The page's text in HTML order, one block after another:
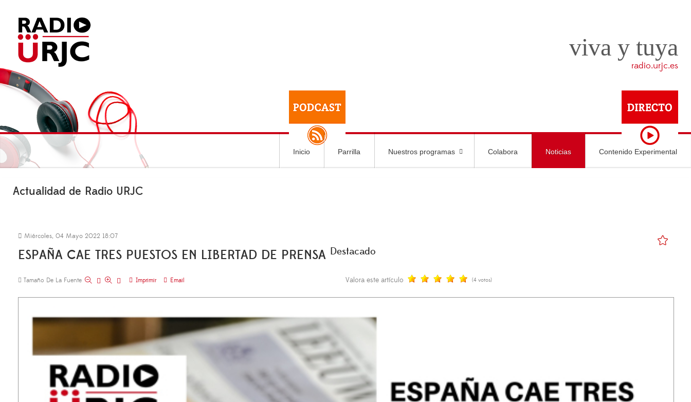
viva y tuya
radio.urjc.es
Inicio Parrilla Nuestros programas Colabora Noticias Contenido Experimental
Actualidad de Radio URJC
Miércoles, 04 Mayo 2022 18:07
ESPAÑA CAE TRES PUESTOS EN LIBERTAD DE PRENSA Destacado
Tamaño De La Fuente Imprimir Email Valora este artículo (4 votos)